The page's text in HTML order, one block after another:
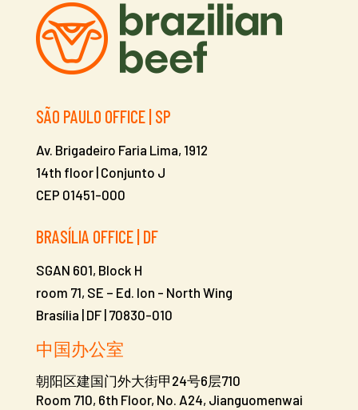
SÃO PAULO OFFICE | SP
Av. Brigadeiro Faria Lima, 1912
14th floor | Conjunto J
CEP 01451-000
BRASÍLIA OFFICE | DF
SGAN 601, Block H
room 71, SE – Ed. Ion - North Wing
Brasília | DF | 70830-010
中国办公室
朝阳区建国门外大街甲24号6层710
Room 710, 6th Floor, No. A24, Jianguomenwai